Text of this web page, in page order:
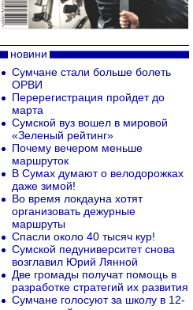
новини
Сумчане стали больше болеть
ОРВИ
Перерегистрация пройдет до
марта
Сумской вуз вошел в мировой
«Зеленый рейтинг»
Почему вечером меньше
маршруток
В Сумах думают о велодорожках
даже зимой!
Во время локдауна хотят
организовать дежурные
маршруты
Спасли около 40 тысяч кур!
Сумской педуниверситет снова
возглавил Юрий Лянной
Две громады получат помощь в
разработке стратегий их развития
Сумчане голосуют за школу в 12-